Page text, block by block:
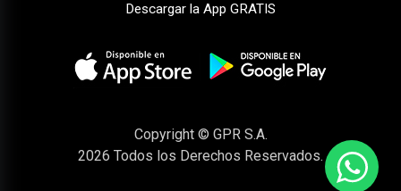
Descargar la App GRATIS
Copyright © GPR S.A.
2026 Todos los Derechos Reservados.